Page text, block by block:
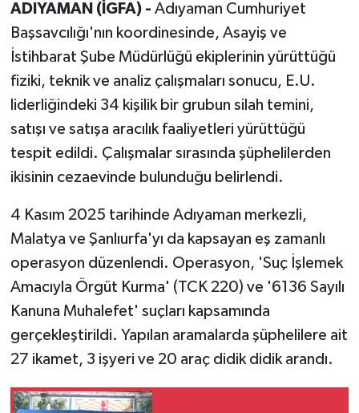
ADIYAMAN (İGFA) - Adıyaman Cumhuriyet
Başsavcılığı'nın koordinesinde, Asayiş ve
İstihbarat Şube Müdürlüğü ekiplerinin yürüttüğü
fiziki, teknik ve analiz çalışmaları sonucu, E.U.
liderliğindeki 34 kişilik bir grubun silah temini,
satışı ve satışa aracılık faaliyetleri yürüttüğü
tespit edildi. Çalışmalar sırasında şüphelilerden
ikisinin cezaevinde bulunduğu belirlendi.
4 Kasım 2025 tarihinde Adıyaman merkezli,
Malatya ve Şanlıurfa'yı da kapsayan eş zamanlı
operasyon düzenlendi. Operasyon, 'Suç İşlemek
Amacıyla Örgüt Kurma' (TCK 220) ve '6136 Sayılı
Kanuna Muhalefet' suçları kapsamında
gerçekleştirildi. Yapılan aramalarda şüphelilere ait
27 ikamet, 3 işyeri ve 20 araç didik didik arandı.